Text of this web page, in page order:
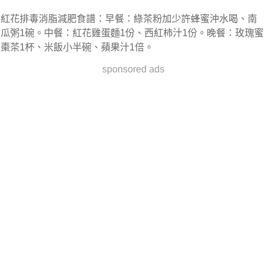
紅花排毒消脂減肥食譜：早餐：綠茶粉加少許蜂蜜沖水喝、南
瓜粥1碗。中餐：紅花雞蛋麵1份、西紅柿汁1份。晚餐：玫瑰蜜
棗茶1杯、米飯小半碗、蘋果汁1倍。
sponsored ads